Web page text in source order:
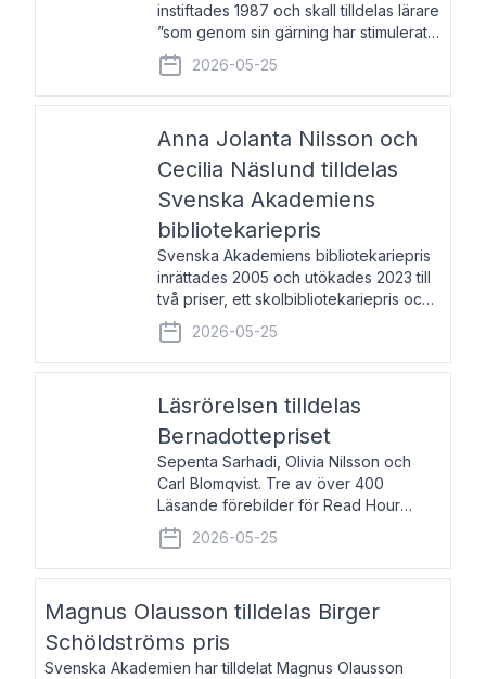
instiftades 1987 och skall tilldelas lärare
”som genom sin gärning har stimulerat
intresset hos unga människor för
svenska språket och litteraturen”.
Prisutdelning och samtal med
2026-05-25
Anna Jolanta Nilsson och
Cecilia Näslund tilldelas
Svenska Akademiens
bibliotekariepris
Svenska Akademiens bibliotekariepris
inrättades 2005 och utökades 2023 till
två priser, ett skolbibliotekariepris och
ett folkbibliotekariepris. Priserna skall
tilldelas bibliotekarier vid svenska folk-
och skolbibliotek som gjort värdefull
2026-05-25
Läsrörelsen tilldelas
Bernadottepriset
Sepenta Sarhadi, Olivia Nilsson och
Carl Blomqvist. Tre av över 400
Läsande förebilder för Read Hour
Sverige. Foto: Michael Wall. Den ideella
föreningen Läsrörelsen tilldelas
Bernadottepriset 2026 för att den
2026-05-25
Magnus Olausson tilldelas Birger
Schöldströms pris
Svenska Akademien har tilldelat Magnus Olausson